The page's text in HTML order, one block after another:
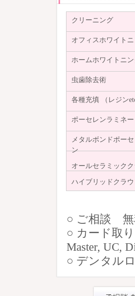
クリーニング
オフィスホワイト
ホームホワイトニ
虫歯除去術
各種充填 （レジン
ポーセレンラミネ
メタルボンドポー
ン
オールセラミック
ハイブリッドクラ
○ ご相談 無
○ カード取
Master, UC,
○ デンタル